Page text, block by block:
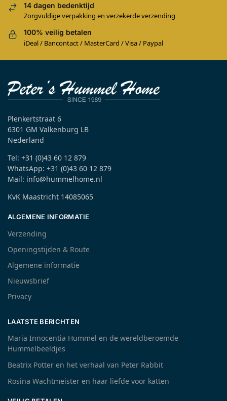
14 dagen bedenktijd
Zorgvuldige verpakking en verzekerde verzending
100% veilig betalen
iDeal / Bancontact / MasterCard / Visa / Paypal
Plenkertstraat 6
6301 GM Valkenburg LB
Nederland
Tel: +31 (0)43 60 12 879
WhatsApp: +31 (0)43 60 12 879
Mail: info@hummelhome.nl
KvK Maastricht 14085065
ALGEMENE INFORMATIE
Verzending
Openingstijden & Route
Algemene informatie
Nieuwsbrief
Privacy
LAATSTE BERICHTEN
Maria Innocentia Hummel en de wereldberoemde
Hummelbeeldjes
Beatrix Potter en het verhaal van Peter Rabbit
Rosina Wachtmeister en haar liefde voor katten